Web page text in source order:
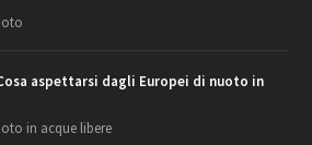
aspettarsi dagli Europei di nuoto in
in acque libere